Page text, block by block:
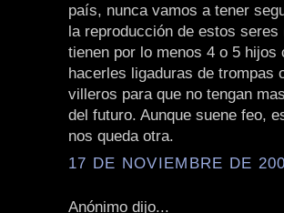
país, nunca vamos a tener
la reproducción de estos
tienen por lo menos 4 o 5
hacerles ligaduras de trompas
villeros para que no tengan
del futuro. Aunque suene feo,
nos queda otra.
17 DE NOVIEMBRE DE
Anónimo dijo...